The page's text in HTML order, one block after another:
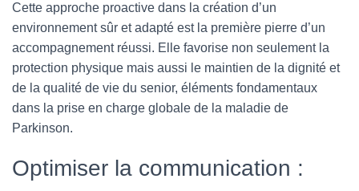
Cette approche proactive dans la création d’un
environnement sûr et adapté est la première pierre d’un
accompagnement réussi. Elle favorise non seulement la
protection physique mais aussi le maintien de la dignité et
de la qualité de vie du senior, éléments fondamentaux
dans la prise en charge globale de la maladie de
Parkinson.
Optimiser la communication :